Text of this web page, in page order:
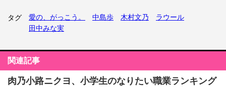
タグ 愛の、がっこう。 中島歩 木村文乃
ラウール
田中みな実
関連記事
肉乃小路ニクヨ、小学生のなりたい職業ランキング